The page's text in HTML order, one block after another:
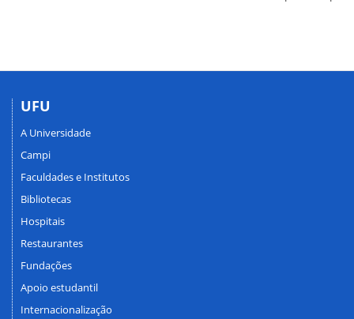
UFU
A Universidade
Campi
Faculdades e Institutos
Bibliotecas
Hospitais
Restaurantes
Fundações
Apoio estudantil
Internacionalização